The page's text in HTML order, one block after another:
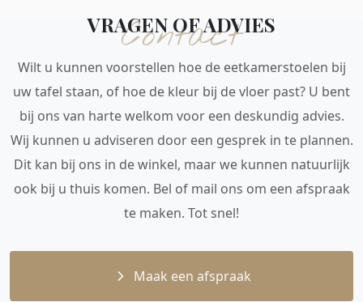
Contact
VRAGEN OF ADVIES
Wilt u kunnen voorstellen hoe de eetkamerstoelen bij
uw tafel staan, of hoe de kleur bij de vloer past? U bent
bij ons van harte welkom voor een deskundig advies.
Wij kunnen u adviseren door een gesprek in te plannen.
Dit kan bij ons in de winkel, maar we kunnen natuurlijk
ook bij u thuis komen. Bel of mail ons om een afspraak
te maken. Tot snel!
Maak een afspraak